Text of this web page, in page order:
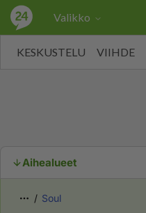
Valikko
KESKUSTELU VIIHDE
Aihealueet
Soul